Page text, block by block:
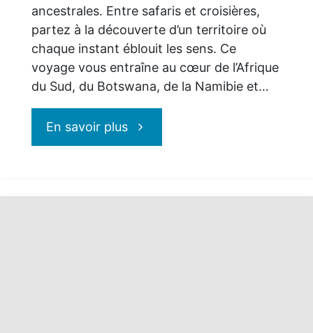
ancestrales. Entre safaris et croisières,
partez à la découverte d’un territoire où
chaque instant éblouit les sens. Ce
voyage vous entraîne au cœur de l’Afrique
du Sud, du Botswana, de la Namibie et…
En savoir plus"Vivez